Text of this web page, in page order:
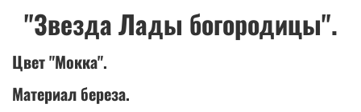
"Звезда Лады богородицы".
Цвет "Мокка".
Материал береза.